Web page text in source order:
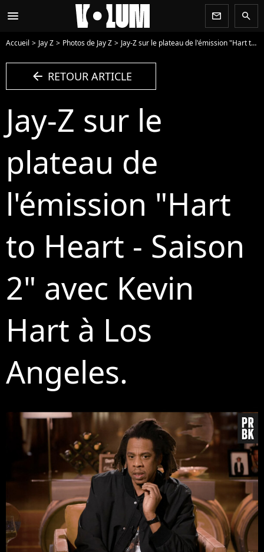
menu newsletter search
Accueil Jay Z Photos de Jay Z Jay-Z sur le plateau de l'émission "Hart to Heart - Saison 2" avec Kevin Hart à Los Angeles. - Photo
arrow_left RETOUR ARTICLE
Jay-Z sur le
plateau de
l'émission "Hart
to Heart - Saison
2" avec Kevin
Hart à Los
Angeles.